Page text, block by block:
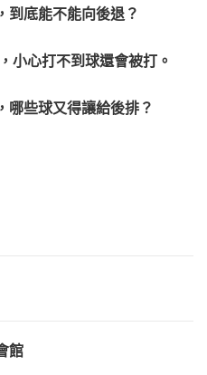
到底能不能向後退？
小心打不到球還會被打。
哪些球又得讓給後排？
館